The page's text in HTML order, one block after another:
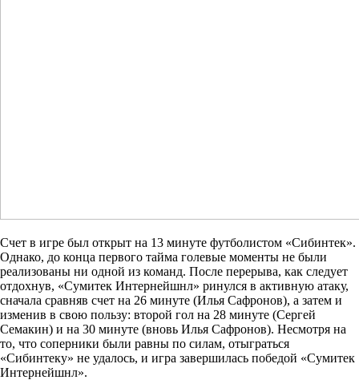
Счет в игре был открыт на 13 минуте футболистом «Сибинтек».
Однако, до конца первого тайма голевые моменты не были
реализованы ни одной из команд. После перерыва, как следует
отдохнув, «Сумитек Интернейшнл» ринулся в активную атаку,
сначала сравняв счет на 26 минуте (Илья Сафронов), а затем и
изменив в свою пользу: второй гол на 28 минуте (Сергей
Семакин) и на 30 минуте (вновь Илья Сафронов). Несмотря на
то, что соперники были равны по силам, отыграться
«Сибинтеку» не удалось, и игра завершилась победой «Сумитек
Интернейшнл».